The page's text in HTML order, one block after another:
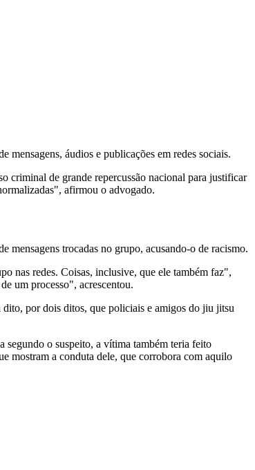
mensagens, áudios e publicações em redes sociais.
criminal de grande repercussão nacional para justificar
afirmou o advogado.
mensagens trocadas no grupo, acusando-o de racismo.
nas redes. Coisas, inclusive, que ele também faz",
um processo", acrescentou.
por dois ditos, que policiais e amigos do jiu jitsu
segundo o suspeito, a vítima também teria feito
mostram a conduta dele, que corrobora com aquilo